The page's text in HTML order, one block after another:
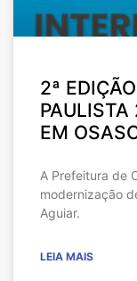
2ª
EM
A Prefeitura de
modernização
Aguiar.
LEIA MAIS